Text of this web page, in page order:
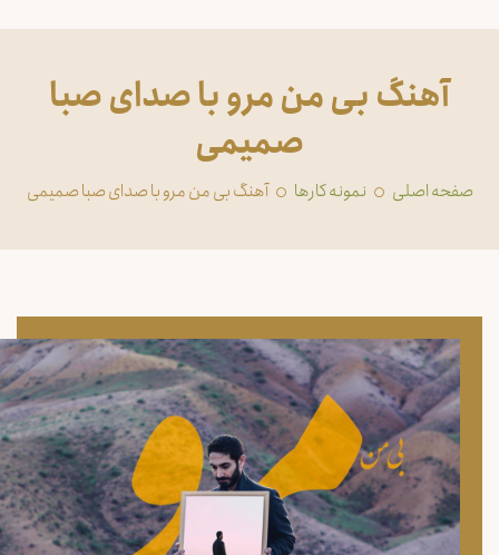
آهنگ بی من مرو با صدای صبا
صمیمی
صفحه اصلی ‏نمونه کارها آهنگ بی من مرو با صدای صبا صمیمی